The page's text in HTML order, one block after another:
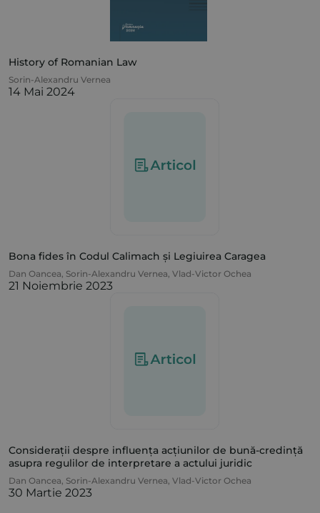
History of Romanian Law
Sorin-Alexandru Vernea
14 Mai 2024
Bona fides în Codul Calimach și Legiuirea Caragea
Dan Oancea, Sorin-Alexandru Vernea, Vlad-Victor Ochea
21 Noiembrie 2023
Considerații despre influența acțiunilor de bună-credință
asupra regulilor de interpretare a actului juridic
Dan Oancea, Sorin-Alexandru Vernea, Vlad-Victor Ochea
30 Martie 2023